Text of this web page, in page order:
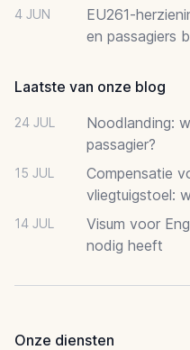
4 JUN
EU261-
en passagiers
Laatste van onze blog
24 JUL
Noodlanding:
passagier?
15 JUL
Compensatie
vliegtuigstoel:
14 JUL
Visum voor
nodig heeft
Onze diensten